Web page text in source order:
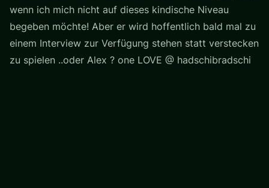
wenn ich mich nicht auf dieses kindische Niveau
begeben möchte! Aber er wird hoffentlich bald mal zu
einem Interview zur Verfügung stehen statt verstecken
zu spielen ..oder Alex ? one LOVE @ hadschibradschi